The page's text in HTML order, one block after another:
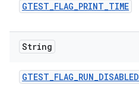
GTEST_FLAG_PRINT_TIME
String
GTEST_FLAG_RUN_DISABLED